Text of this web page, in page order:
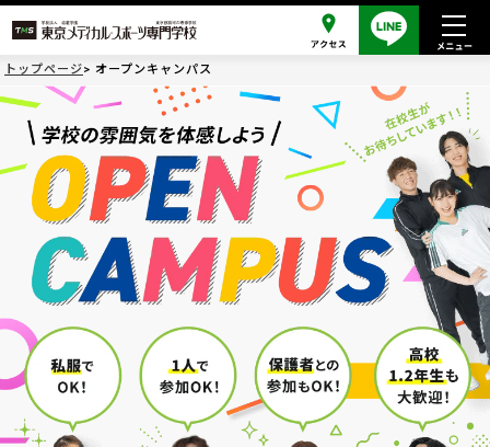
トップページ オープンキャンパス